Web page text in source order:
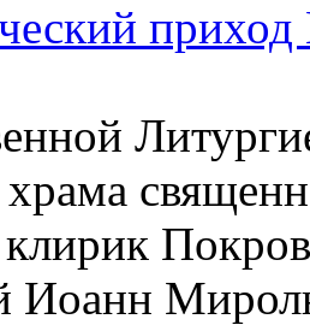
храма
Иоанн